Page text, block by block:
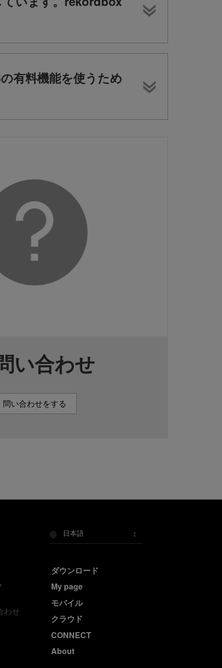
有料機能を使うため
い合わせ
問い合わせをする
日本語
わせ
ダウンロード
My page
モバイル
クラウド
CONNECT
About